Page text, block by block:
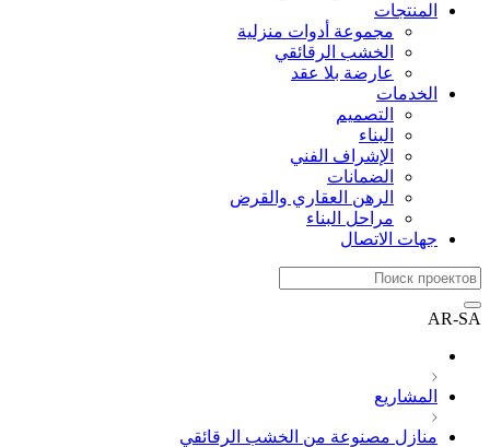
المنتجات
مجموعة أدوات منزلية
الخشب الرقائقي
عارضة بلا عقد
الخدمات
التصميم
البناء
الإشراف الفني
الضمانات
الرهن العقاري والقرض
مراحل البناء
جهات الاتصال
AR-SA
المشاريع
منازل مصنوعة من الخشب الرقائقي